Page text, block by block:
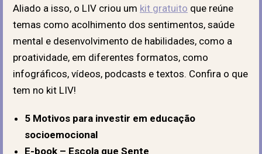
Aliado a isso, o LIV criou um kit gratuito que reúne
temas como acolhimento dos sentimentos, saúde
mental e desenvolvimento de habilidades, como a
proatividade, em diferentes formatos, como
infográficos, vídeos, podcasts e textos. Confira o que
tem no kit LIV!
5 Motivos para investir em educação
socioemocional
E-book – Escola que Sente